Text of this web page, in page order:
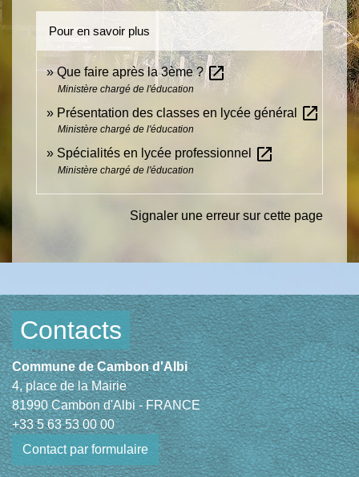
Pour en savoir plus
Que faire après la 3ème ?open_in_new
Ministère chargé de l'éducation
Présentation des classes en lycée général open_in_new
Ministère chargé de l'éducation
Spécialités en lycée professionnel open_in_new
Ministère chargé de l'éducation
Signaler une erreur sur cette page
Contacts
Commune de Cambon d'Albi
4, place de la Mairie
81990 Cambon d'Albi - FRANCE
+33 5 63 53 00 00
Contact par formulaire